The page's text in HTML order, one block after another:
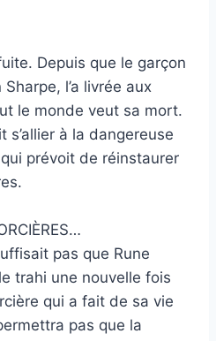
Depuis que le garçon
l’a livrée aux
le monde veut sa mort.
s’allier à la dangereuse
prévoit de réinstaurer
pas que Rune
trahi une nouvelle fois
qui a fait de sa vie
pas que la